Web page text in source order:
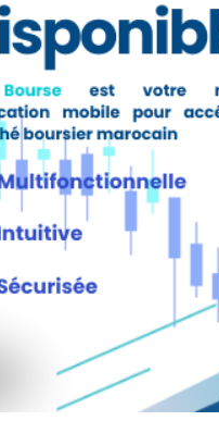
! Ce service
vous
portefeuille actions